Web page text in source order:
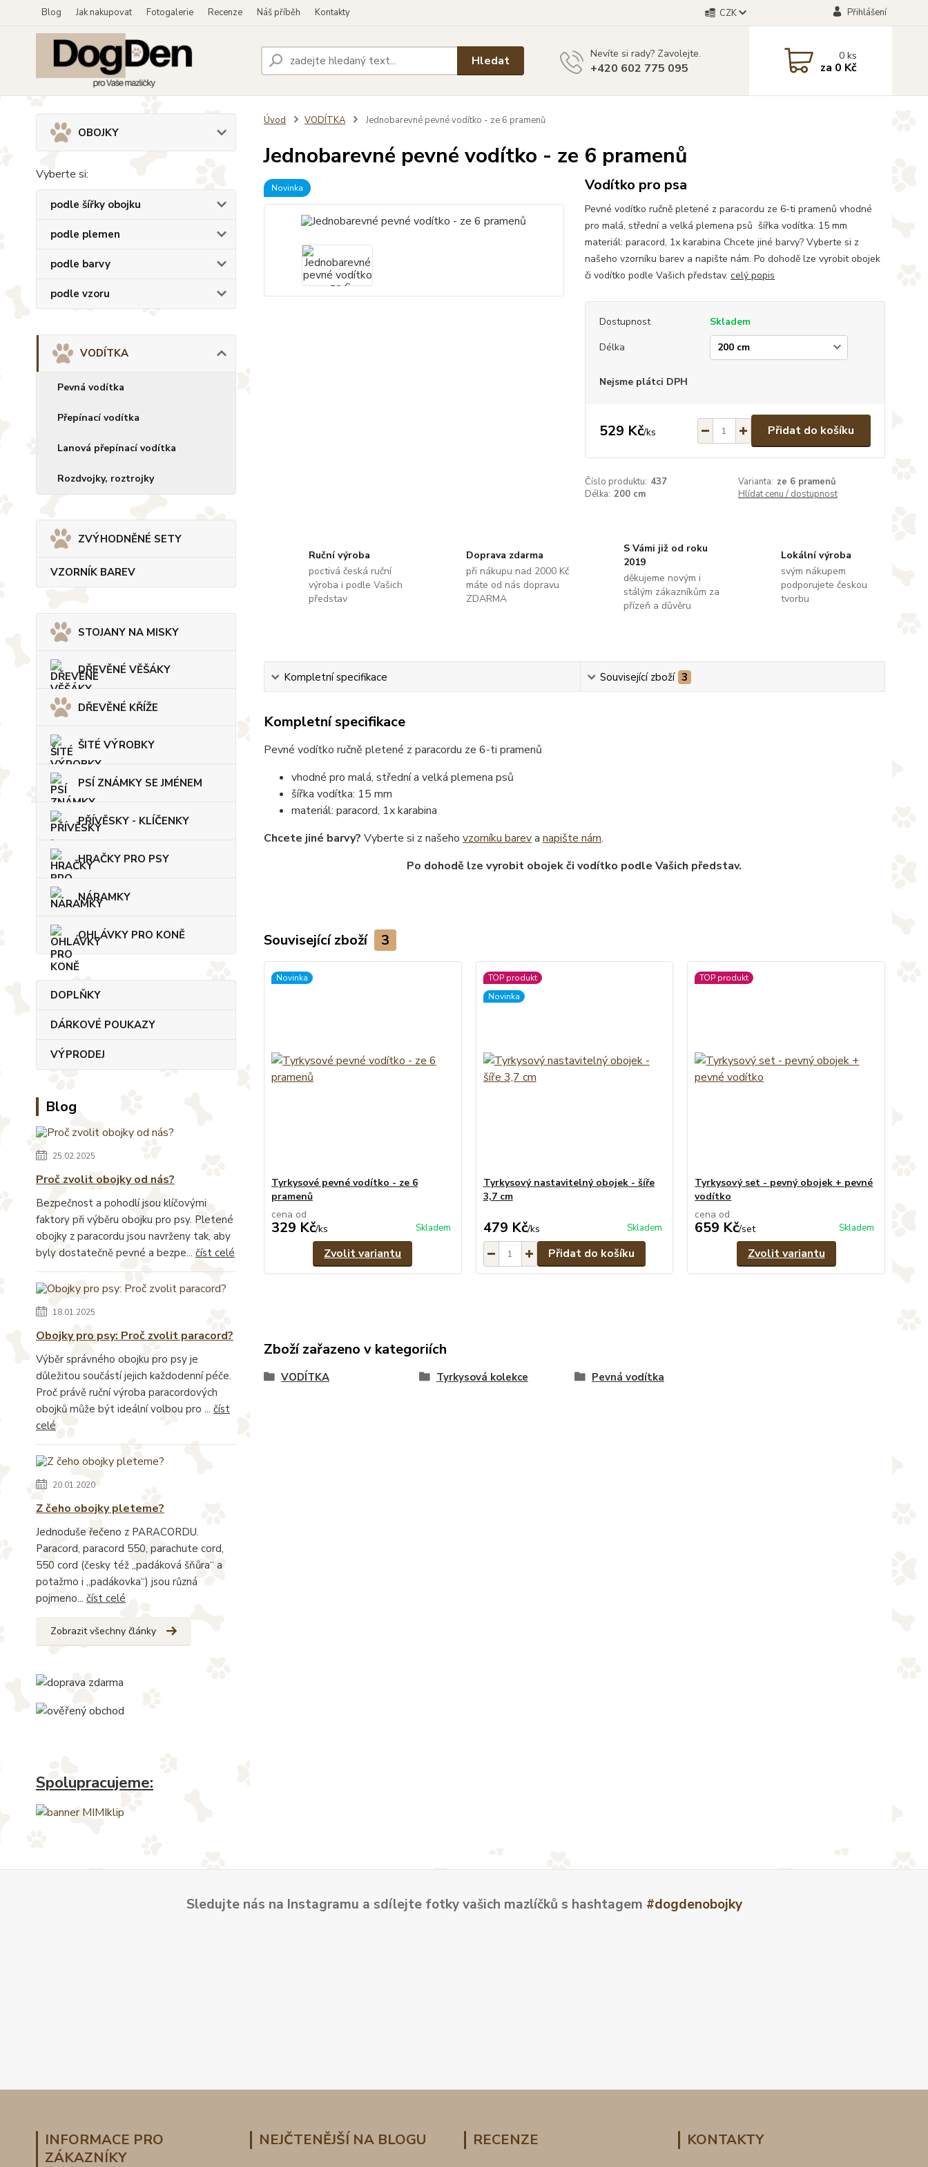
Blog Jak nakupovat Fotogalerie Recenze Náš příběh Kontakty CZK Přihlášení
Hledat Nevíte si rady? Zavolejte.
+420 602 775 095
0ks
za 0 Kč
OBOJKY
Vyberte si:
podle šířky obojku
podle plemen
podle barvy
podle vzoru
VODÍTKA
Pevná vodítka
Přepínací vodítka
Lanová přepínací vodítka
Rozdvojky, roztrojky
ZVÝHODNĚNÉ SETY
VZORNÍK BAREV
STOJANY NA MISKY
DŘEVĚNÉ VĚŠÁKY
DŘEVĚNÉ KŘÍŽE
ŠITÉ VÝROBKY
PSÍ ZNÁMKY SE JMÉNEM
PŘÍVĚSKY - KLÍČENKY
HRAČKY PRO PSY
NÁRAMKY
OHLÁVKY PRO KONĚ
DOPLŇKY
DÁRKOVÉ POUKAZY
VÝPRODEJ
Blog
25.02.2025
Proč zvolit obojky od nás?
Bezpečnost a pohodlí jsou klíčovými
faktory při výběru obojku pro psy. Pletené
obojky z paracordu jsou navrženy tak, aby
byly dostatečně pevné a bezpe... číst celé
18.01.2025
Obojky pro psy: Proč zvolit paracord?
Výběr správného obojku pro psy je
důležitou součástí jejich každodenní péče.
Proč právě ruční výroba paracordových
obojků může být ideální volbou pro ... číst
celé
20.01.2020
Z čeho obojky pleteme?
Jednoduše řečeno z PARACORDU.
Paracord, paracord 550, parachute cord,
550 cord (česky též „padáková šňůra“ a
potažmo i „padákovka“) jsou různá
pojmeno... číst celé
Zobrazit všechny články
Spolupracujeme:
Úvod VODÍTKA Jednobarevné pevné vodítko - ze 6 pramenů
Jednobarevné pevné vodítko - ze 6 pramenů
Novinka Vodítko pro psa
Pevné vodítko ručně pletené z paracordu ze 6-ti pramenů vhodné
pro malá, střední a velká plemena psů šířka vodítka: 15 mm
materiál: paracord, 1x karabina Chcete jiné barvy? Vyberte si z
našeho vzorníku barev a napište nám. Po dohodě lze vyrobit obojek
či vodítko podle Vašich představ. celý popis
Dostupnost
Skladem
Délka
Nejsme plátci DPH
529 Kč/ks Přidat do košíku
Číslo produktu: 437 Varianta: ze 6 pramenů
Délka: 200 cm Hlídat cenu / dostupnost
Ruční výroba
poctivá česká ruční
výroba i podle Vašich
představ
Doprava zdarma
při nákupu nad 2000 Kč
máte od nás dopravu
ZDARMA
S Vámi již od roku
2019
děkujeme novým i
stálým zákazníkům za
přízeň a důvěru
Lokální výroba
svým nákupem
podporujete českou
tvorbu
Kompletní specifikace Související zboží 3
Kompletní specifikace
Pevné vodítko ručně pletené z paracordu ze 6-ti pramenů
vhodné pro malá, střední a velká plemena psů
šířka vodítka: 15 mm
materiál: paracord, 1x karabina
Chcete jiné barvy? Vyberte si z našeho vzorníku bareva napište nám.
Po dohodě lze vyrobit obojek či vodítko podle Vašich představ.
Související zboží 3
Novinka
Tyrkysové pevné vodítko - ze 6
pramenů
cena od
329 Kč/ks Skladem
Zvolit variantu
TOP produkt
Novinka
Tyrkysový nastavitelný obojek - šíře
3,7 cm
479 Kč/ks Skladem
Přidat do košíku
TOP produkt
Tyrkysový set - pevný obojek + pevné
vodítko
cena od
659 Kč/set Skladem
Zvolit variantu
Zboží zařazeno v kategoriích
VODÍTKA Tyrkysová kolekce Pevná vodítka
Sledujte nás na Instagramu a sdílejte fotky vašich mazlíčků s hashtagem #dogdenobojky
INFORMACE PRO
ZÁKAZNÍKY
NEJČTENĚJŠÍ NA BLOGU RECENZE KONTAKTY